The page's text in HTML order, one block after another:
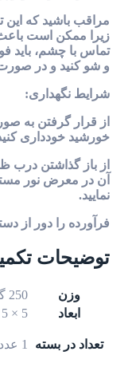
مراقب باشید که این
زیرا ممکن است
تماس با چشم، باید
و شو کنید و در
شرایط نگهداری:
از قرار گرفتن به
خورشید خودداری
از باز گذاشتن
آن در معرض نور
نمایید.
فرآورده را دور از
توضیحات
وزن
250 گرم
ابعاد
5 × 5 × 19 سانتیمتر
تعداد در بسته 1 عدد